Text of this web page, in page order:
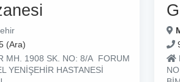
(Ara)
MH. 1908 SK. NO: 8/A FORUM
YENİŞEHİR HASTANESİ